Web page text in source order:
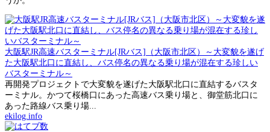
大阪駅JR高速バスターミナル[JRバス]（大阪市北区）～大変貌を遂げ
た大阪駅北口に直結し、バス停名の異なる乗り場が混在する珍しい
バスターミナル～
再開発プロジェクトで大変貌を遂げた大阪駅北口に直結するバスタ
ーミナル。かつて桜橋口にあった高速バス乗り場と、御堂筋北口に
あった路線バス乗り場...
ekilog.info